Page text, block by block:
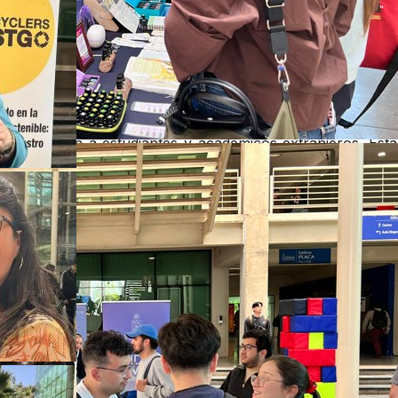
Let's Lunch
Actividad que ofrece al personal de la FEN un
practicar inglés conversacional. Mediante
almuerzo, los funcionarios interactúan con
internacional en un formato de bajo
fortaleciendo sus competencias comunicativas y
atención a estudiantes y académicos extranjeros.
personal como actor fundamental en la
Facultad, creando oportunidades de desarrollo
integración intercultural.